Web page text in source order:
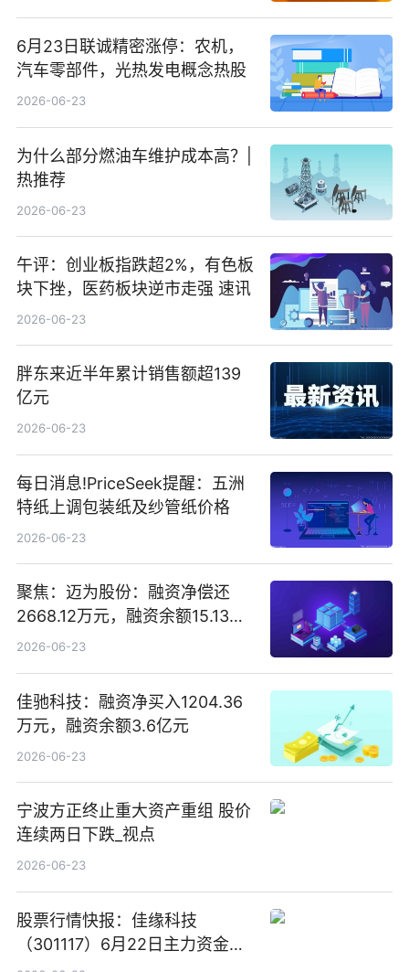
6月23日联诚精密涨停：农机，
汽车零部件，光热发电概念热股
2026-06-23
为什么部分燃油车维护成本高？|
热推荐
2026-06-23
午评：创业板指跌超2%，有色板
块下挫，医药板块逆市走强 速讯
2026-06-23
胖东来近半年累计销售额超139
亿元
2026-06-23
每日消息!PriceSeek提醒：五洲
特纸上调包装纸及纱管纸价格
2026-06-23
聚焦：迈为股份：融资净偿还
2668.12万元，融资余额15.13亿
元
2026-06-23
佳驰科技：融资净买入1204.36
万元，融资余额3.6亿元
2026-06-23
宁波方正终止重大资产重组 股价
连续两日下跌_视点
2026-06-23
股票行情快报：佳缘科技
（301117）6月22日主力资金净
卖出1416.44万元_今日精选